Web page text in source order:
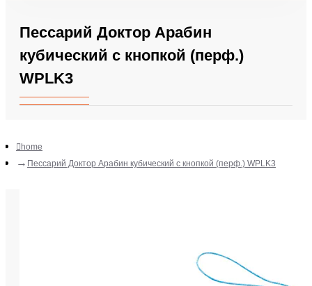
Пессарий Доктор Арабин
кубический с кнопкой (перф.)
WPLK3
home
Пессарий Доктор Арабин кубический с кнопкой (перф.) WPLK3